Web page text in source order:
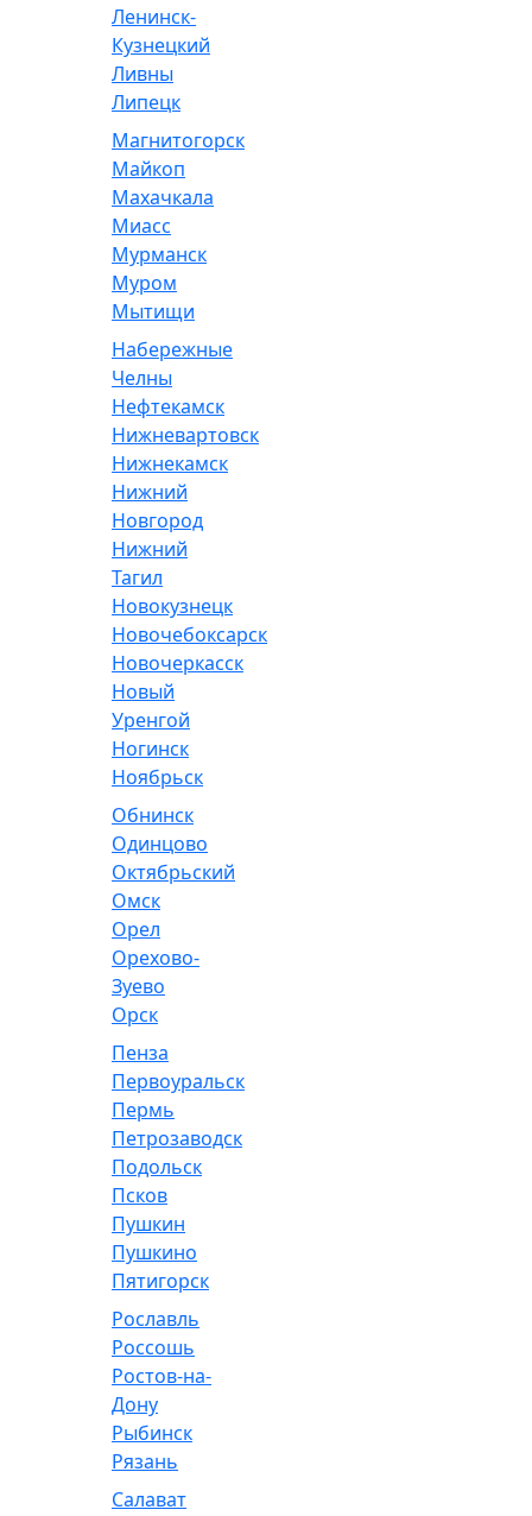
Ленинск-
Кузнецкий
Ливны
Липецк
Магнитогорск
Майкоп
Махачкала
Миасс
Мурманск
Муром
Мытищи
Набережные
Челны
Нефтекамск
Нижневартовск
Нижнекамск
Нижний
Новгород
Нижний
Тагил
Новокузнецк
Новочебоксарск
Новочеркасск
Новый
Уренгой
Ногинск
Ноябрьск
Обнинск
Одинцово
Октябрьский
Омск
Орел
Орехово-
Зуево
Орск
Пенза
Первоуральск
Пермь
Петрозаводск
Подольск
Псков
Пушкин
Пушкино
Пятигорск
Рославль
Россошь
Ростов-на-
Дону
Рыбинск
Рязань
Салават